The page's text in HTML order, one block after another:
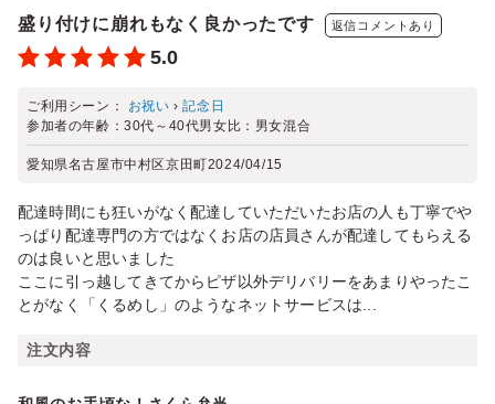
盛り付けに崩れもなく良かったです 返信コメントあり
5.0
ご利用シーン： お祝い ›記念日
参加者の年齢：30代～40代男女比： 男女混合
愛知県名古屋市中村区京田町2024/04/15
配達時間にも狂いがなく配達していただいたお店の人も丁寧でや
っぱり配達専門の方ではなくお店の店員さんが配達してもらえる
のは良いと思いました
ここに引っ越してきてからピザ以外デリバリーをあまりやったこ
とがなく「くるめし」のようなネットサービスは...
注文内容